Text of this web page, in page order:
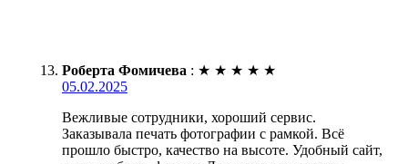
Роберта Фомичева : ★ ★ ★ ★ ★
05.02.2025
Вежливые сотрудники, хороший сервис.
Заказывала печать фотографии с рамкой. Всё
прошло быстро, качество на высоте. Удобный сайт,